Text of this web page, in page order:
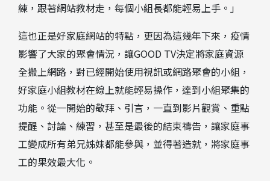
練，跟著網站教材走，每個小組長都能輕易上手。」
這也正是好家庭網站的特點，更因為這幾年下來，疫情
影響了大家的聚會情況，讓GOOD TV決定將家庭資源
全搬上網路，對已經開始使用視訊或網路聚會的小組，
好家庭小組教材在線上就能輕易操作，達到小組聚集的
功能。從一開始的敬拜、引言，一直到影片觀賞、重點
提醒、討論、練習，甚至是最後的結束禱告，讓家庭事
工變成所有弟兄姊妹都能參與，並得著造就，將家庭事
工的果效最大化。